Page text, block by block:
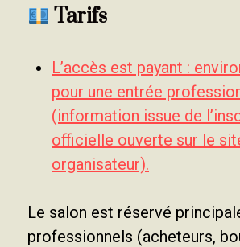
Tarifs
L’accès est payant :
pour une entrée
(information issue de
officielle ouverte sur le
organisateur).
Le salon est réservé
professionnels (acheteurs,